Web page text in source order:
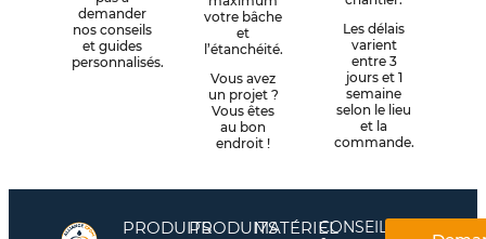
demander
nos conseils
et guides
personnalisés.
votre bâche
et
l’étanchéité.
Vous avez
un projet ?
Vous êtes
au bon
endroit !
Les délais
varient
entre 3
jours et 1
semaine
selon le lieu
et la
commande.
PRODUITSPRODUITSMATÉRIELCONSEILS